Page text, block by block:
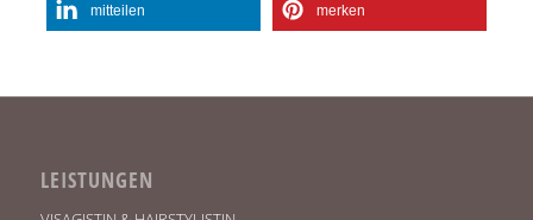
mitteilen merken
LEISTUNGEN